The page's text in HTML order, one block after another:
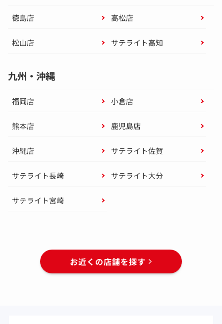
徳島店 高松店
松山店 サテライト高知
九州・沖縄
福岡店 小倉店
熊本店 鹿児島店
沖縄店 サテライト佐賀
サテライト長崎 サテライト大分
サテライト宮崎
お近くの店舗を探す